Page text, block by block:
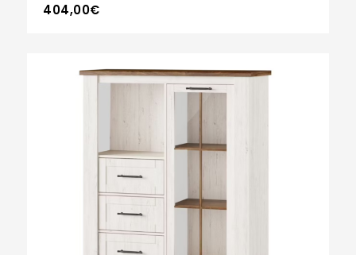
404,00€